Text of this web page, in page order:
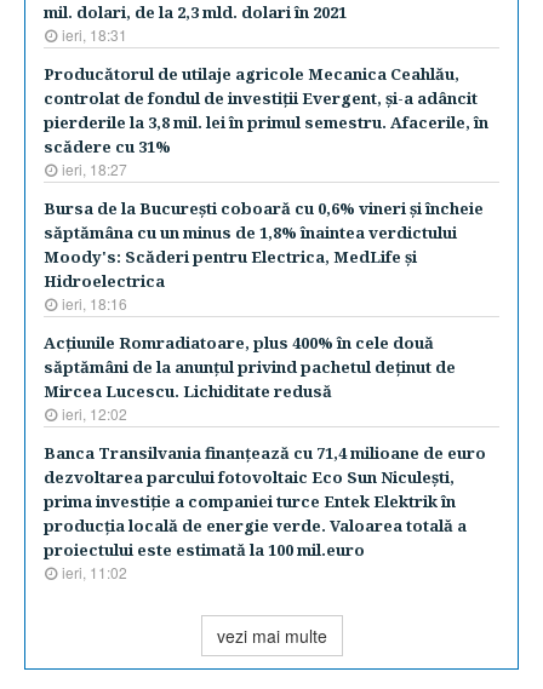
mil. dolari, de la 2,3 mld. dolari în 2021
ieri, 18:31
Producătorul de utilaje agricole Mecanica Ceahlău,
controlat de fondul de investiţii Evergent, şi-a adâncit
pierderile la 3,8 mil. lei în primul semestru. Afacerile, în
scădere cu 31%
ieri, 18:27
Bursa de la Bucureşti coboară cu 0,6% vineri şi încheie
săptămâna cu un minus de 1,8% înaintea verdictului
Moody's: Scăderi pentru Electrica, MedLife şi
Hidroelectrica
ieri, 18:16
Acţiunile Romradiatoare, plus 400% în cele două
săptămâni de la anunţul privind pachetul deţinut de
Mircea Lucescu. Lichiditate redusă
ieri, 12:02
Banca Transilvania finanţează cu 71,4 milioane de euro
dezvoltarea parcului fotovoltaic Eco Sun Niculeşti,
prima investiţie a companiei turce Entek Elektrik în
producţia locală de energie verde. Valoarea totală a
proiectului este estimată la 100 mil.euro
ieri, 11:02
vezi mai multe